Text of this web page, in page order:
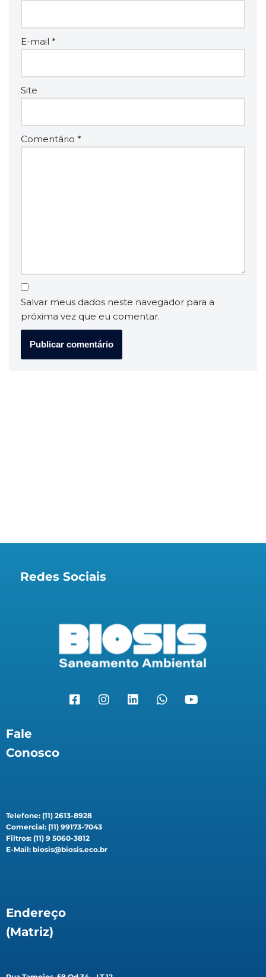
E-mail *
Site
Comentário *
Salvar meus dados neste navegador para a
próxima vez que eu comentar.
Redes Sociais
Fale
Conosco
Telefone: (11) 2613-8928
Comercial: (11) 99173-7043
Filtros: (11) 9 5060-3812
E-Mail: biosis@biosis.eco.br
Endereço
(Matriz)